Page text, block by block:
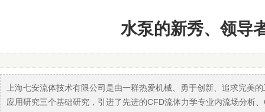
水泵的新秀、领导
上海七安流体技术有限公司是由一群热爱机械、勇于创新、追求完
应用研究三个基础研究，引进了先进的CFD流体力学专业内流场分析